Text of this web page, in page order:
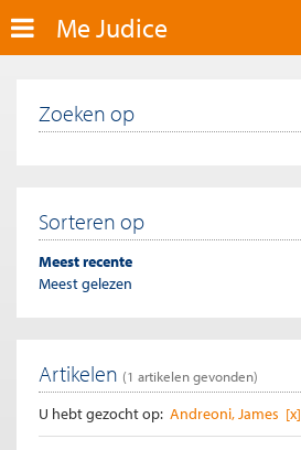
Me Judice
Zoeken op
Sorteren op
Meest recente
Meest gelezen
Artikelen (1 artikelen gevonden)
U hebt gezocht op: Andreoni, James [x]